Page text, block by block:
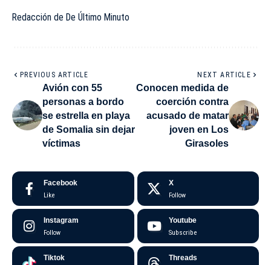
Redacción de De Último Minuto
PREVIOUS ARTICLE
Avión con 55
personas a bordo
se estrella en playa
de Somalia sin dejar
víctimas
NEXT ARTICLE
Conocen medida de
coerción contra
acusado de matar
joven en Los
Girasoles
Facebook
Like
X
Follow
Instagram
Follow
Youtube
Subscribe
Tiktok Threads